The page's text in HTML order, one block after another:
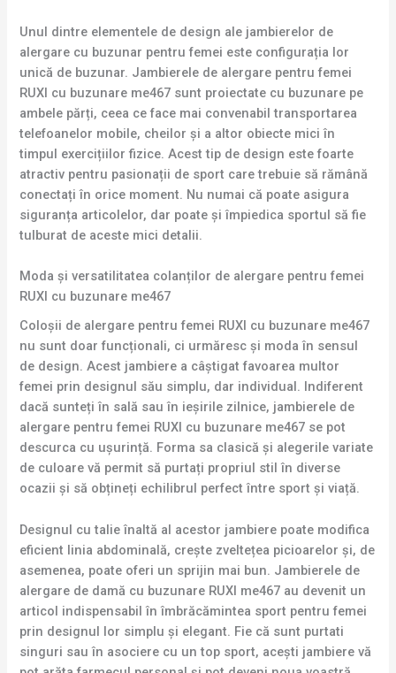
Unul dintre elementele de design ale jambierelor de
alergare cu buzunar pentru femei este configurația lor
unică de buzunar. Jambierele de alergare pentru femei
RUXI cu buzunare me467 sunt proiectate cu buzunare pe
ambele părți, ceea ce face mai convenabil transportarea
telefoanelor mobile, cheilor și a altor obiecte mici în
timpul exercițiilor fizice. Acest tip de design este foarte
atractiv pentru pasionații de sport care trebuie să rămână
conectați în orice moment. Nu numai că poate asigura
siguranța articolelor, dar poate și împiedica sportul să fie
tulburat de aceste mici detalii.
Moda și versatilitatea colanților de alergare pentru femei
RUXI cu buzunare me467
Coloșii de alergare pentru femei RUXI cu buzunare me467
nu sunt doar funcționali, ci urmăresc și moda în sensul
de design. Acest jambiere a câștigat favoarea multor
femei prin designul său simplu, dar individual. Indiferent
dacă sunteți în sală sau în ieșirile zilnice, jambierele de
alergare pentru femei RUXI cu buzunare me467 se pot
descurca cu ușurință. Forma sa clasică și alegerile variate
de culoare vă permit să purtați propriul stil în diverse
ocazii și să obțineți echilibrul perfect între sport și viață.
Designul cu talie înaltă al acestor jambiere poate modifica
eficient linia abdominală, crește zveltețea picioarelor și, de
asemenea, poate oferi un sprijin mai bun. Jambierele de
alergare de damă cu buzunare RUXI me467 au devenit un
articol indispensabil în îmbrăcămintea sport pentru femei
prin designul lor simplu și elegant. Fie că sunt purtati
singuri sau în asociere cu un top sport, acești jambiere vă